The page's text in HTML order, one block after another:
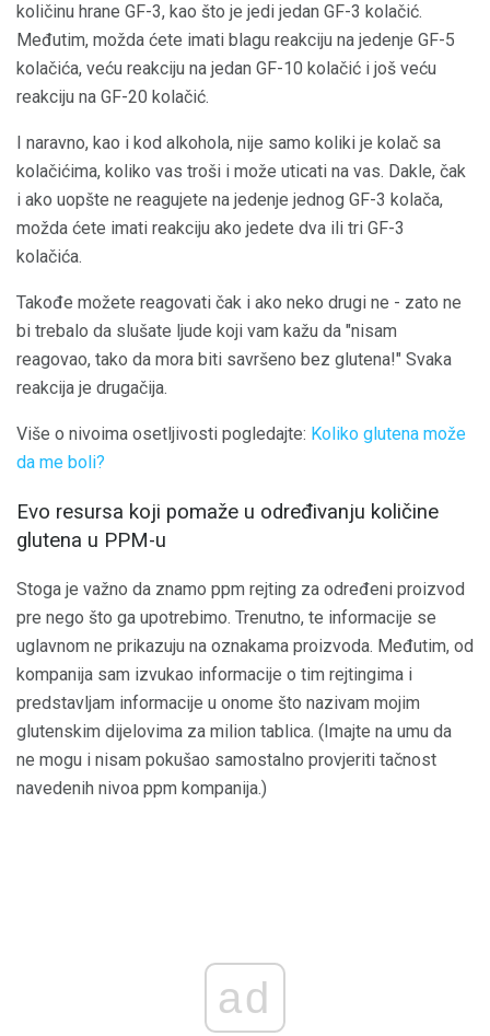
količinu hrane GF-3, kao što je jedi jedan GF-3 kolačić.
Međutim, možda ćete imati blagu reakciju na jedenje GF-5
kolačića, veću reakciju na jedan GF-10 kolačić i još veću
reakciju na GF-20 kolačić.
I naravno, kao i kod alkohola, nije samo koliki je kolač sa
kolačićima, koliko vas troši i može uticati na vas. Dakle, čak
i ako uopšte ne reagujete na jedenje jednog GF-3 kolača,
možda ćete imati reakciju ako jedete dva ili tri GF-3
kolačića.
Takođe možete reagovati čak i ako neko drugi ne - zato ne
bi trebalo da slušate ljude koji vam kažu da "nisam
reagovao, tako da mora biti savršeno bez glutena!" Svaka
reakcija je drugačija.
Više o nivoima osetljivosti pogledajte: Koliko glutena može
da me boli?
Evo resursa koji pomaže u određivanju količine
glutena u PPM-u
Stoga je važno da znamo ppm rejting za određeni proizvod
pre nego što ga upotrebimo. Trenutno, te informacije se
uglavnom ne prikazuju na oznakama proizvoda. Međutim, od
kompanija sam izvukao informacije o tim rejtingima i
predstavljam informacije u onome što nazivam mojim
glutenskim dijelovima za milion tablica. (Imajte na umu da
ne mogu i nisam pokušao samostalno provjeriti tačnost
navedenih nivoa ppm kompanija.)
ad